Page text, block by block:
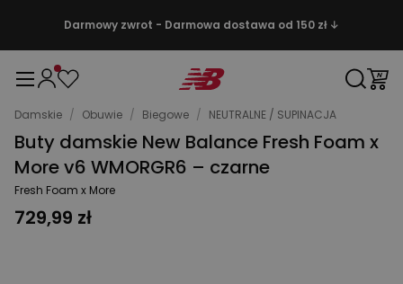
Darmowy zwrot - Darmowa dostawa od 150 zł ↓
Damskie / Obuwie / Biegowe / NEUTRALNE / SUPINACJA
Buty damskie New Balance Fresh Foam x
More v6 WMORGR6 – czarne
Fresh Foam x More
729,99 zł